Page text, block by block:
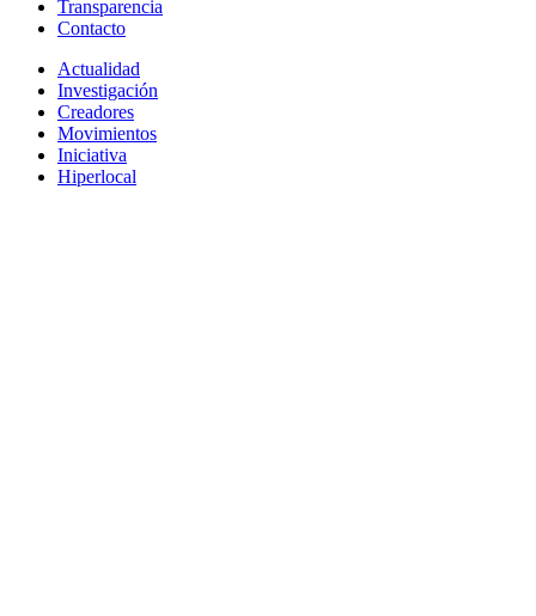
Transparencia
Contacto
Actualidad
Investigación
Creadores
Movimientos
Iniciativa
Hiperlocal